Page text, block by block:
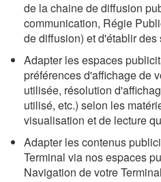
de la chaine de diffusion
communication, Régie
de diffusion) et d'établir des
Adapter les espaces
préférences d'affichage de
utilisée, résolution
utilisé, etc.) selon les
visualisation et de lecture
Adapter les contenus
Terminal via nos espaces
Navigation de votre